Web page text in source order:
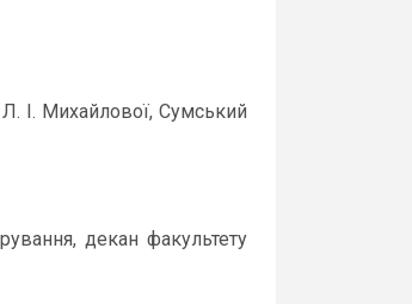
І. Михайлової, Сумський
декан факультету